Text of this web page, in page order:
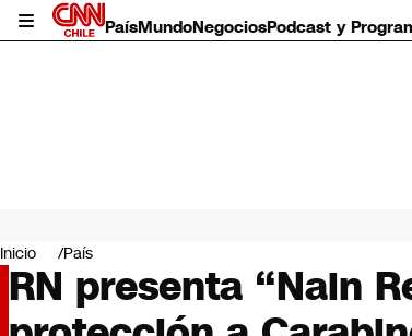
PaísMundoNegociosPodcast y
Mundo
Negocios
Deportes
Programas completos
Inicio País
RN presenta “Nain